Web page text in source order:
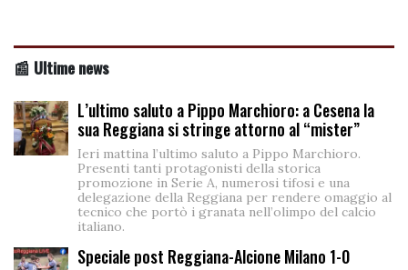
📰 Ultime news
L’ultimo saluto a Pippo Marchioro: a Cesena la
sua Reggiana si stringe attorno al “mister”
Ieri mattina l’ultimo saluto a Pippo Marchioro.
Presenti tanti protagonisti della storica
promozione in Serie A, numerosi tifosi e una
delegazione della Reggiana per rendere omaggio al
tecnico che portò i granata nell’olimpo del calcio
italiano.
Speciale post Reggiana-Alcione Milano 1-0